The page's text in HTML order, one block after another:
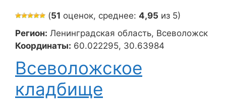
(51 оценок, среднее: 4,95 из 5)
Регион: Ленинградская область, Всеволожск
Координаты: 60.022295, 30.63984
Всеволожское
кладбище